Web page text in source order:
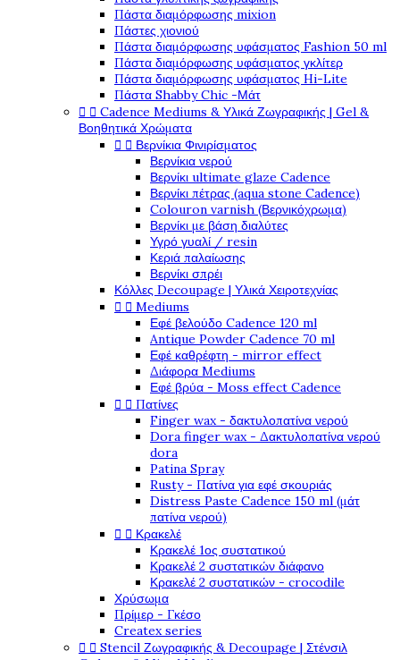
Πάστα διαμόρφωσης mixion
Πάστες χιονιού
Πάστα διαμόρφωσης υφάσματος Fashion 50 ml
Πάστα διαμόρφωσης υφάσματος γκλίτερ
Πάστα διαμόρφωσης υφάσματος Hi-Lite
Πάστα Shabby Chic -Μάτ
  Cadence Mediums & Υλικά Ζωγραφικής | Gel &
Βοηθητικά Χρώματα
  Βερνίκια Φινιρίσματος
Βερνίκια νερού
Βερνίκι ultimate glaze Cadence
Βερνίκι πέτρας (aqua stone Cadence)
Colouron varnish (Βερνικόχρωμα)
Βερνίκι με βάση διαλύτες
Υγρό γυαλί / resin
Κεριά παλαίωσης
Βερνίκι σπρέι
Κόλλες Decoupage | Υλικά Χειροτεχνίας
  Mediums
Εφέ βελούδο Cadence 120 ml
Antique Powder Cadence 70 ml
Εφέ καθρέφτη - mirror effect
Διάφορα Mediums
Εφέ βρύα - Moss effect Cadence
  Πατίνες
Finger wax - δακτυλοπατίνα νερού
Dora finger wax - Δακτυλοπατίνα νερού
dora
Patina Spray
Rusty - Πατίνα για εφέ σκουριάς
Distress Paste Cadence 150 ml (μάτ
πατίνα νερού)
  Κρακελέ
Κρακελέ 1ος συστατικού
Κρακελέ 2 συστατικών διάφανο
Κρακελέ 2 συστατικών - crocodile
Χρύσωμα
Πρίμερ - Γκέσο
Createx series
  Stencil Ζωγραφικής & Decoupage | Στένσιλ